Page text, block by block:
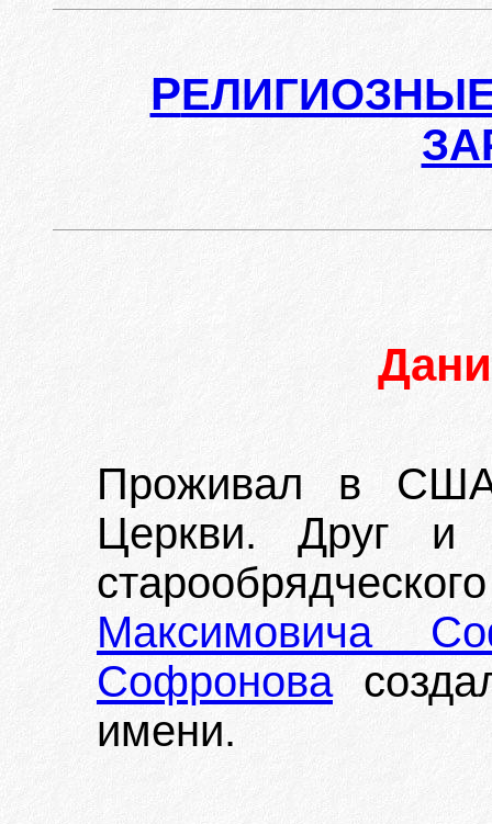
Р
Проживал в
Церкви. Друг и
Максимовича
Софронова
имени.